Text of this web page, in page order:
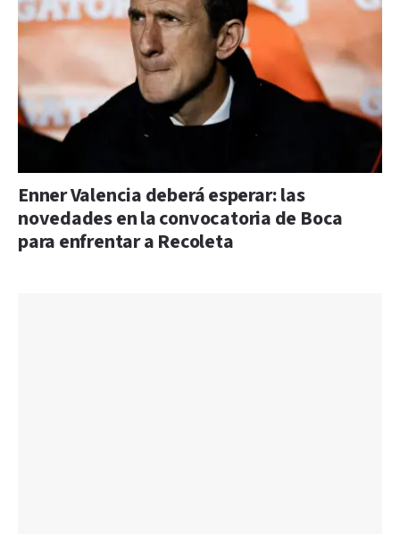
Enner Valencia deberá esperar: las
novedades en la convocatoria de Boca
para enfrentar a Recoleta